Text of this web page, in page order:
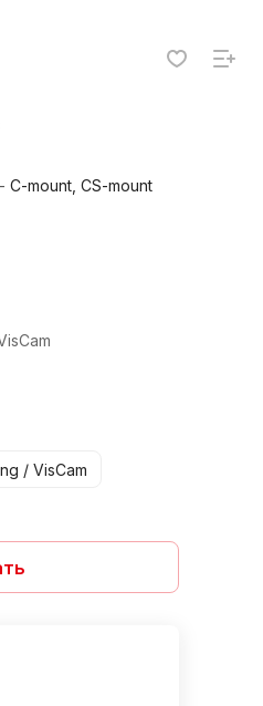
C-mount, CS-mount
/ VisCam